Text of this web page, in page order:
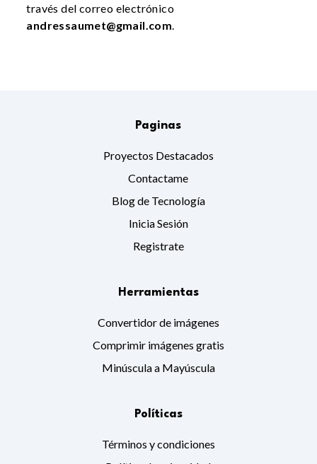
través del correo electrónico
andressaumet@gmail.com.
Paginas
Proyectos Destacados
Contactame
Blog de Tecnología
Inicia Sesión
Registrate
Herramientas
Convertidor de imágenes
Comprimir imágenes gratis
Minúscula a Mayúscula
Políticas
Términos y condiciones